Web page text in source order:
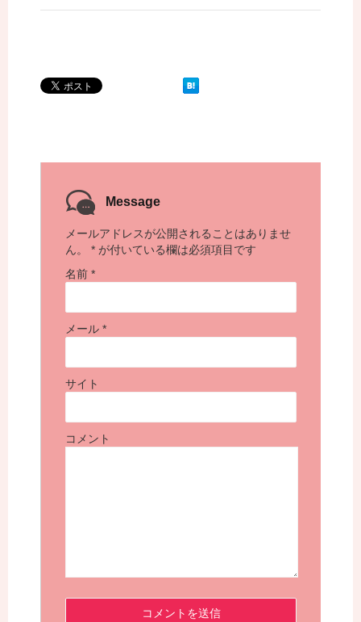
Message
メールアドレスが公開されることはありませ
ん。
* が付いている欄は必須項目です
名前 *
メール *
サイト
コメント